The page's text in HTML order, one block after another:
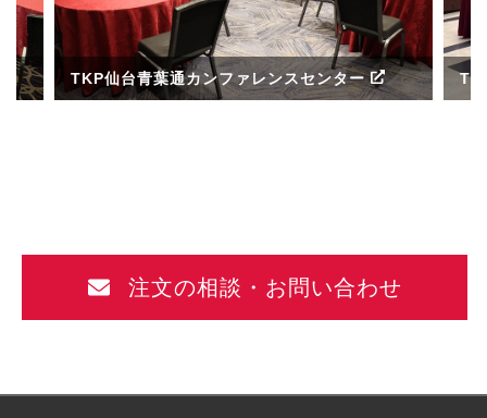
TKP仙台青葉通カンファレンスセンター
ル
注文の相談・お問い合わせ